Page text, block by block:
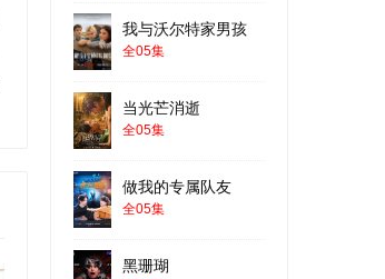
我与沃尔特家男孩
全05集
当光芒消逝
全05集
做我的专属队友
全05集
黑珊瑚